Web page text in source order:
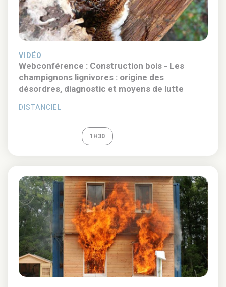
VIDÉO
Webconférence : Construction bois - Les
champignons lignivores : origine des
désordres, diagnostic et moyens de lutte
DISTANCIEL
1H30